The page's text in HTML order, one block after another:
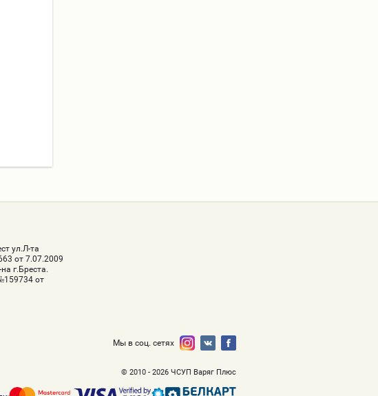
ул.Л-та
от 7.07.2009
г.Бреста.
от
Мы в соц. сетях
© 2010 - 2026 ЧСУП Варяг Плюс